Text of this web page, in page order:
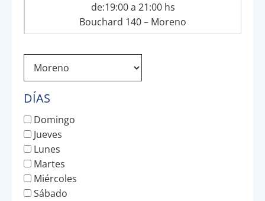
de:19:00 a 21:00 hs
Bouchard 140 – Moreno
DÍAS
Domingo
Jueves
Lunes
Martes
Miércoles
Sábado